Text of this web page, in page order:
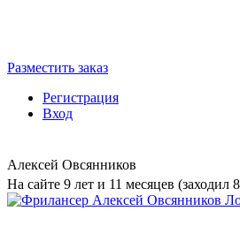
Разместить заказ
Регистрация
Вход
Алексей Овсянников
На сайте 9 лет и 11 месяцев (заходил